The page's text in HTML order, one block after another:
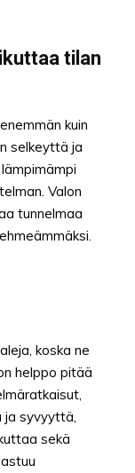
tilan
kuin
selkeyttä ja
Valon
tunnelmaa
koska ne
helppo pitää
syvyyttä,
sekä